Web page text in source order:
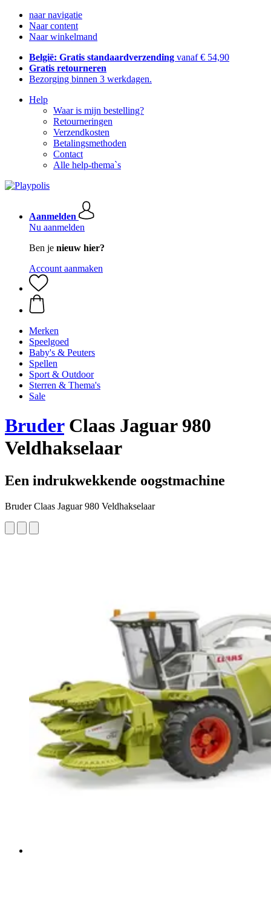
naar navigatie
Naar content
Naar winkelmand
België: Gratis standaardverzending vanaf € 54,90
Gratis retourneren
Bezorging binnen 3 werkdagen.
Help
Waar is mijn bestelling?
Retourneringen
Verzendkosten
Betalingsmethoden
Contact
Alle help-thema`s
Aanmelden
Nu aanmelden
Ben je nieuw hier?
Account aanmaken
Merken
Speelgoed
Baby's & Peuters
Spellen
Sport & Outdoor
Sterren & Thema's
Sale
BruderClaas Jaguar 980
Veldhakselaar
Een indrukwekkende oogstmachine
Bruder Claas Jaguar 980 Veldhakselaar